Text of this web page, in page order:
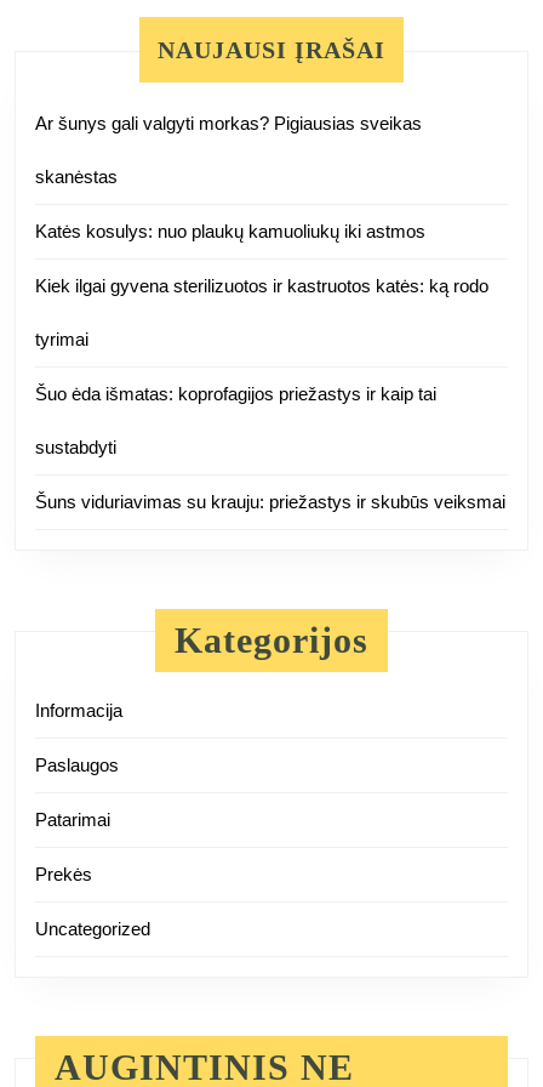
NAUJAUSI ĮRAŠAI
Ar šunys gali valgyti morkas? Pigiausias sveikas
skanėstas
Katės kosulys: nuo plaukų kamuoliukų iki astmos
Kiek ilgai gyvena sterilizuotos ir kastruotos katės: ką rodo
tyrimai
Šuo ėda išmatas: koprofagijos priežastys ir kaip tai
sustabdyti
Šuns viduriavimas su krauju: priežastys ir skubūs veiksmai
Kategorijos
Informacija
Paslaugos
Patarimai
Prekės
Uncategorized
AUGINTINIS NE